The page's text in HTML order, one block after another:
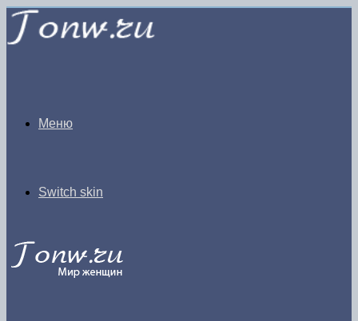
Меню
Switch skin